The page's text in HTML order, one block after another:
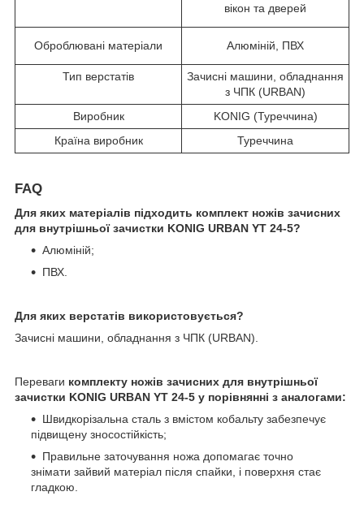
вікон та дверей
Оброблювані матеріали Алюміній, ПВХ
Тип верстатів
Зачисні машини, обладнання
з ЧПК (URBAN)
Виробник
KONIG (Туреччина)
Країна виробник
Туреччина
FAQ
Для яких матеріалів підходить комплект ножів зачисних
для внутрішньої зачистки KONIG URBAN YT 24-5?
Алюміній;
ПВХ.
Для яких верстатів використовується?
Зачисні машини, обладнання з ЧПК (URBAN).
Переваги комплекту ножів зачисних для внутрішньої
зачистки KONIG URBAN YT 24-5 у порівнянні з аналогами:
Швидкорізальна сталь з вмістом кобальту забезпечує
підвищену зносостійкість;
Правильне заточування ножа допомагає точно
знімати зайвий матеріал після спайки, і поверхня стає
гладкою.